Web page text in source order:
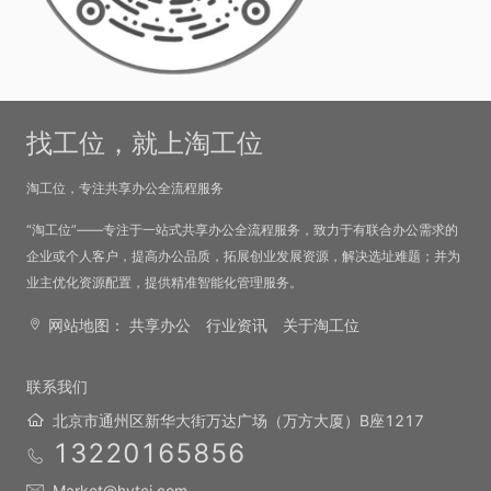
找工位，就上淘工位
淘工位，专注共享办公全流程服务
“淘工位”——专注于一站式共享办公全流程服务，致力于有联合办公需求的
企业或个人客户，提高办公品质，拓展创业发展资源，解决选址难题；并为
业主优化资源配置，提供精准智能化管理服务。
网站地图： 共享办公 行业资讯 关于淘工位
联系我们
北京市通州区新华大街万达广场（万方大厦）B座1217
13220165856